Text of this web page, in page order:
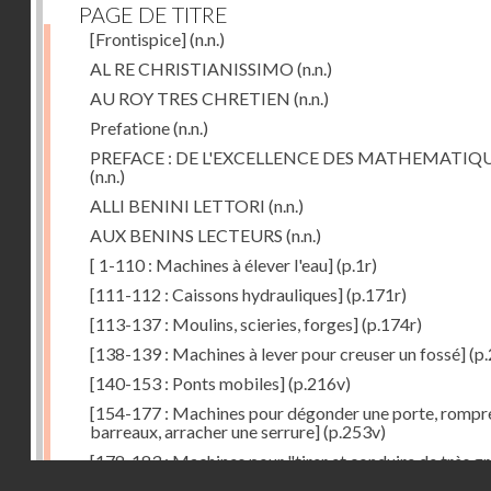
PAGE DE TITRE
[Frontispice](n.n.)
AL RE CHRISTIANISSIMO (n.n.)
AU ROY TRES CHRETIEN (n.n.)
Prefatione(n.n.)
PREFACE : DE L'EXCELLENCE DES
(n.n.)
ALLI BENINI LETTORI (n.n.)
AUX BENINS LECTEURS (n.n.)
[ 1-110 : Machines à élever l'eau](p.1r)
[111-112 : Caissons hydrauliques](p.171r)
[113-137 : Moulins, scieries, forges](p.174r)
[138-139 : Machines à lever pour creuser un fossé]
[140-153 : Ponts mobiles](p.216v)
[154-177 : Machines pour dégonder une porte,
barreaux, arracher une serrure](p.253v)
[178-183 : Machines pour "tirer et conduire de très